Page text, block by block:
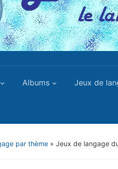
Albums Jeux de
par thème » Jeux de langage